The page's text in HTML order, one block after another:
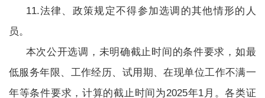
11.法律、政策规定不得参加选调的其他情形的人
员。
本次公开选调，未明确截止时间的条件要求，如最
低服务年限、工作经历、试用期、在现单位工作不满一
年等条件要求，计算的截止时间为2025年1月。各类证